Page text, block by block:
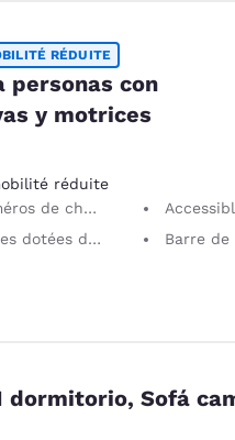
RÉDUITE
personas con
y motrices
réduite
de chambre en braille
Accessible
d’une largeur de 81 cm
Barre de
dormitorio, Sofá